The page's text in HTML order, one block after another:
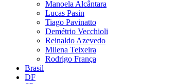
Manoela Alcântara
Lucas Pasin
Tiago Pavinatto
Demétrio Vecchioli
Reinaldo Azevedo
Milena Teixeira
Rodrigo França
Brasil
DF